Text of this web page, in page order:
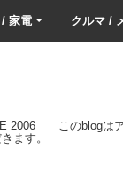
家電 クルマ /
2006 このblogは
ます。